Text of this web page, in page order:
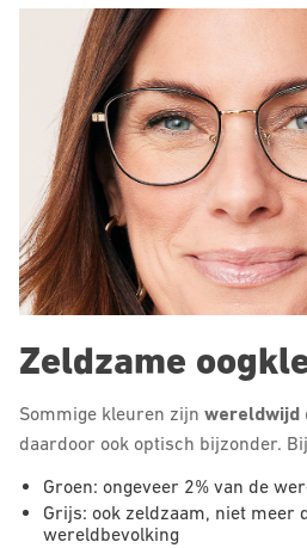
Zeldzame
Sommige kleuren zijn wereldwijd
daardoor ook optisch bijzonder.
Groen: ongeveer 2% van de
Grijs: ook zeldzaam, niet meer
wereldbevolking